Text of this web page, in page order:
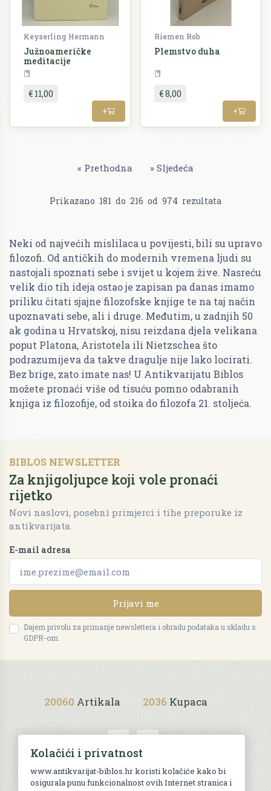
Keyserling Hermann
Južnoameričke
meditacije
€ 11,00
+
Riemen Rob
Plemstvo duha
€ 8,00
+
« Prethodna » Sljedeća
Prikazano 181 do 216 od 974 rezultata
Neki od najvećih mislilaca u povijesti, bili su upravo
filozofi. Od antičkih do modernih vremena ljudi su
nastojali spoznati sebe i svijet u kojem žive. Nasreću
velik dio tih ideja ostao je zapisan pa danas imamo
priliku čitati sjajne filozofske knjige te na taj način
upoznavati sebe, ali i druge. Međutim, u zadnjih 50
ak godina u Hrvatskoj, nisu reizdana djela velikana
poput Platona, Aristotela ili Nietzschea što
podrazumijeva da takve dragulje nije lako locirati.
Bez brige, zato imate nas! U Antikvarijatu Biblos
možete pronaći više od tisuću pomno odabranih
knjiga iz filozofije, od stoika do filozofa 21. stoljeća.
BIBLOS NEWSLETTER
Za knjigoljupce koji vole pronaći
rijetko
Novi naslovi, posebni primjerci i tihe preporuke iz
antikvarijata.
E-mail adresa
Prijavi me
Dajem privolu za primanje newslettera i obradu podataka u skladu s
GDPR-om.
20060 Artikala 2036 Kupaca
Uvjeti kupnje
Kolačići i privatnost
www.antikvarijat-biblos.hr koristi kolačiće kako bi
osigurala punu funkcionalnost ovih Internet stranica i